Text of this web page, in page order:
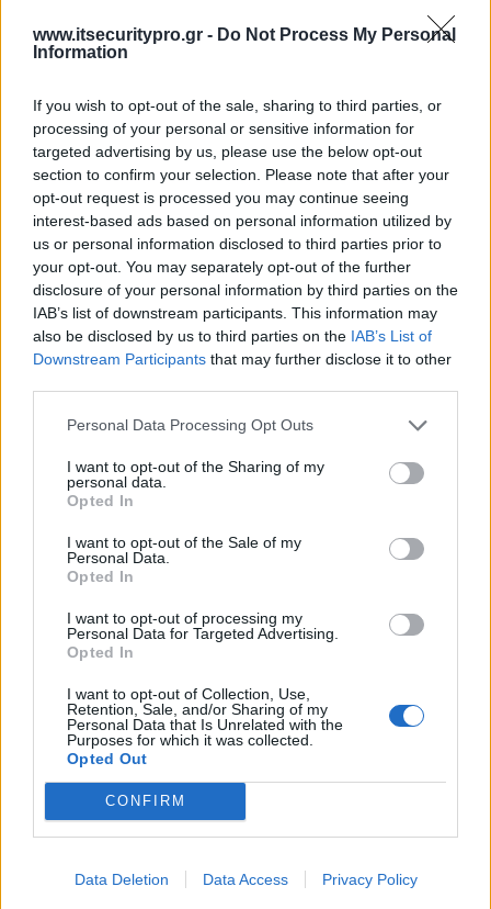
www.itsecuritypro.gr - Do Not Process My Personal
Information
If you wish to opt-out of the sale, sharing to third parties, or
processing of your personal or sensitive information for
targeted advertising by us, please use the below opt-out
section to confirm your selection. Please note that after your
opt-out request is processed you may continue seeing
interest-based ads based on personal information utilized by
us or personal information disclosed to third parties prior to
your opt-out. You may separately opt-out of the further
disclosure of your personal information by third parties on the
IAB’s list of downstream participants. This information may
also be disclosed by us to third parties on the IAB’s List of
Downstream Participants that may further disclose it to other
Personal Data Processing Opt Outs
I want to opt-out of the Sharing of my
personal data.
Opted In
I want to opt-out of the Sale of my
Personal Data.
Opted In
I want to opt-out of processing my
Personal Data for Targeted Advertising.
Opted In
I want to opt-out of Collection, Use,
Retention, Sale, and/or Sharing of my
Personal Data that Is Unrelated with the
Purposes for which it was collected.
Opted Out
CONFIRM
Data Deletion Data Access Privacy Policy